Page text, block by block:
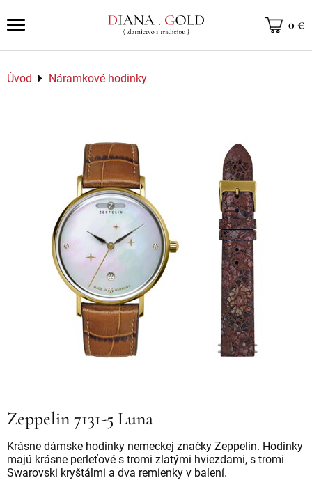
0 €
Úvod Náramkové hodinky
Zeppelin 7131-5 Luna
Krásne dámske hodinky nemeckej značky Zeppelin. Hodinky
majú krásne perleťové s tromi zlatými hviezdami, s tromi
Swarovski kryštálmi a dva remienky v balení.